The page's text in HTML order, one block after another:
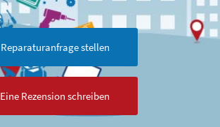
Reparaturanfrage stellen
Eine Rezension schreiben